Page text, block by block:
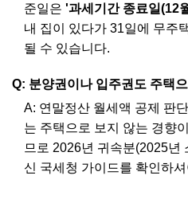
준일은 '과세기간 종료일(12
내 집이 있다가 31일에 무주
될 수 있습니다.
Q: 분양권이나 입주권도 주택
A: 연말정산 월세액 공제 판
는 주택으로 보지 않는 경향
므로 2026년 귀속분(2025년
신 국세청 가이드를 확인하